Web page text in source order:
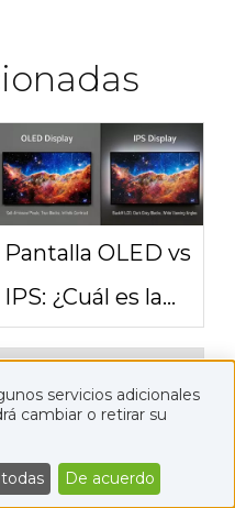
Pantalla OLED vs
IPS: ¿Cuál es la
diferencia?
AMOLED vs LCD:
servicios adicionales
cambiar o retirar su
De acuerdo